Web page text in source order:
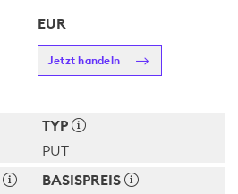
EUR
Jetzt handeln
TYP
PUT
BASISPREIS